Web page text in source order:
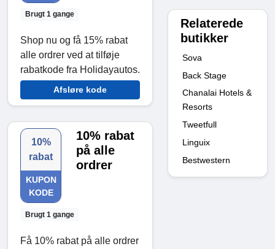
Brugt 1 gange
Shop nu og få 15% rabat
alle ordrer ved at tilføje
rabatkode fra Holidayautos.
Afsløre kode
10%
rabat
KUPON
KODE
Brugt 1 gange
10% rabat
på alle
ordrer
Få 10% rabat på alle ordrer
Relaterede
butikker
Sova
Back Stage
Chanalai Hotels &
Resorts
Tweetfull
Linguix
Bestwestern